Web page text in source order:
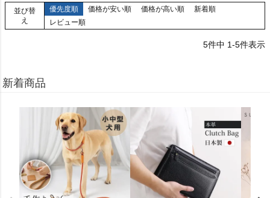
並び替
え
優先度順 価格が安い順 価格が高い順
新着順
レビュー順
5件中 1-5件表示
新着商品